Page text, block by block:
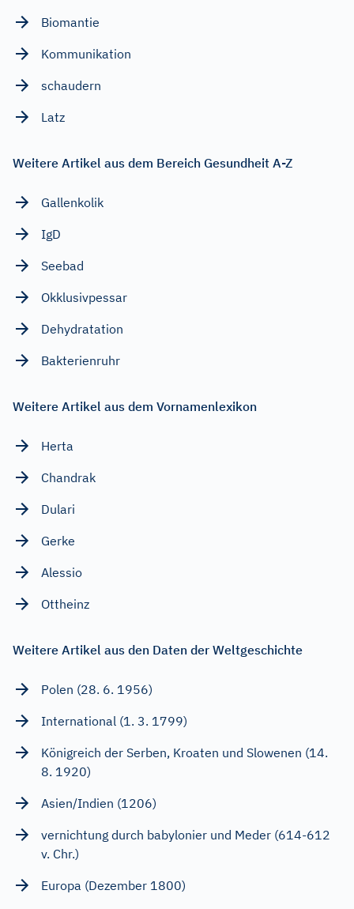
Biomantie
Kommunikation
schaudern
Latz
Weitere Artikel aus dem Bereich Gesundheit A-Z
Gallenkolik
IgD
Seebad
Okklusivpessar
Dehydratation
Bakterienruhr
Weitere Artikel aus dem Vornamenlexikon
Herta
Chandrak
Dulari
Gerke
Alessio
Ottheinz
Weitere Artikel aus den Daten der Weltgeschichte
Polen (28. 6. 1956)
International (1. 3. 1799)
Königreich der Serben, Kroaten und Slowenen (14.
8. 1920)
Asien/Indien (1206)
vernichtung durch babylonier und Meder (614-612
v. Chr.)
Europa (Dezember 1800)